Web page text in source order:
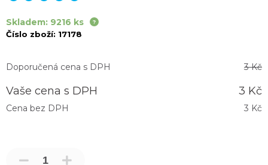
Skladem: 9216 ks
Číslo zboží: 17178
Doporučená cena s DPH 3 Kč
Vaše cena s DPH 3 Kč
Cena bez DPH 3 Kč